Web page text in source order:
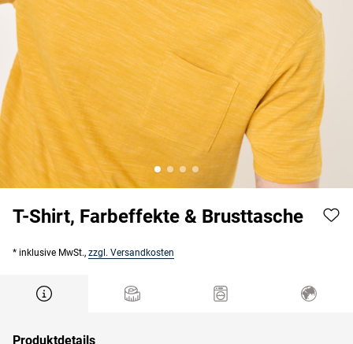
T-Shirt, Farbeffekte & Brusttasche
* inklusive MwSt., zzgl. Versandkosten
Produktdetails